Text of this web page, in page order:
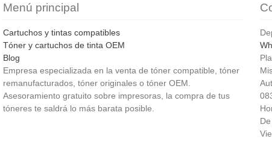
Menú principal
Cartuchos y tintas compatibles
Tóner y cartuchos de tinta OEM
Blog
Empresa especializada en la venta de tóner compatible, tóner
remanufacturados, tóner originales o tóner OEM.
Asesoramiento gratuito sobre impresoras, la compra de tus
tóneres te saldrá lo más barata posible.